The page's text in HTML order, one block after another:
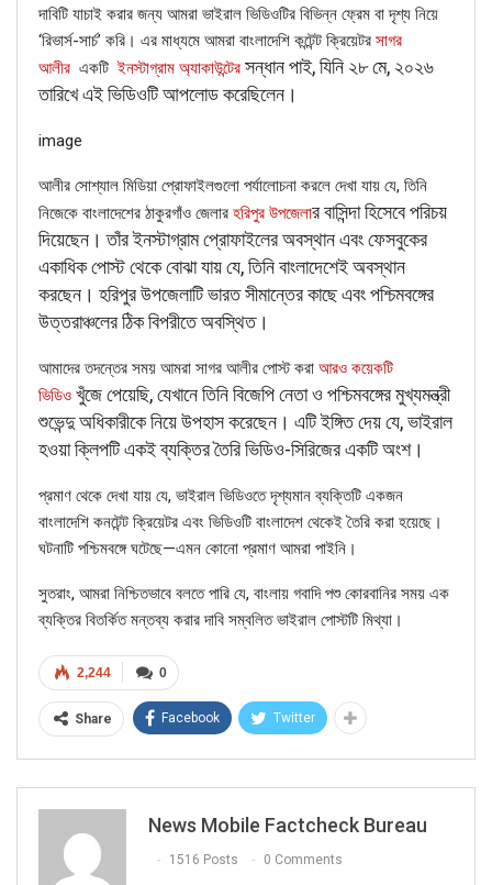
FAKE NEWS BUSTER
Name
Email
Phone
Picture/video
Picture/video url
Description
দাবিটি যাচাই করার জন্য আমরা ভাইরাল ভিডিওটির বিভিন্ন ফ্রেম বা দৃশ্য নিয়ে
‘রিভার্স-সার্চ’ করি। এর মাধ্যমে আমরা বাংলাদেশি কন্টেন্ট ক্রিয়েটর সাগর
আলীর একটি ইনস্টাগ্রাম অ্যাকাউন্টের সন্ধান পাই, যিনি ২৮ মে, ২০২৬
তারিখে এই ভিডিওটি আপলোড করেছিলেন।
image
আলীর সোশ্যাল মিডিয়া প্রোফাইলগুলো পর্যালোচনা করলে দেখা যায় যে, তিনি
নিজেকে বাংলাদেশের ঠাকুরগাঁও জেলার হরিপুর উপজেলার বাসিন্দা হিসেবে পরিচয়
দিয়েছেন। তাঁর ইনস্টাগ্রাম প্রোফাইলের অবস্থান এবং ফেসবুকের
একাধিক পোস্ট থেকে বোঝা যায় যে, তিনি বাংলাদেশেই অবস্থান
করছেন। হরিপুর উপজেলাটি ভারত সীমান্তের কাছে এবং পশ্চিমবঙ্গের
উত্তরাঞ্চলের ঠিক বিপরীতে অবস্থিত।
আমাদের তদন্তের সময় আমরা সাগর আলীর পোস্ট করা আরও কয়েকটি
ভিডিও খুঁজে পেয়েছি, যেখানে তিনি বিজেপি নেতা ও পশ্চিমবঙ্গের মুখ্যমন্ত্রী
শুভেন্দু অধিকারীকে নিয়ে উপহাস করেছেন। এটি ইঙ্গিত দেয় যে, ভাইরাল
হওয়া ক্লিপটি একই ব্যক্তির তৈরি ভিডিও-সিরিজের একটি অংশ।
প্রমাণ থেকে দেখা যায় যে, ভাইরাল ভিডিওতে দৃশ্যমান ব্যক্তিটি একজন
বাংলাদেশি কনটেন্ট ক্রিয়েটর এবং ভিডিওটি বাংলাদেশ থেকেই তৈরি করা হয়েছে।
ঘটনাটি পশ্চিমবঙ্গে ঘটেছে—এমন কোনো প্রমাণ আমরা পাইনি।
সুতরাং, আমরা নিশ্চিতভাবে বলতে পারি যে, বাংলায় গবাদি পশু কোরবানির সময় এক
ব্যক্তির বিতর্কিত মন্তব্য করার দাবি সম্বলিত ভাইরাল পোস্টটি মিথ্যা।
0
2,244
Share Facebook Twitter
News Mobile Factcheck Bureau
1516 Posts 0 Comments